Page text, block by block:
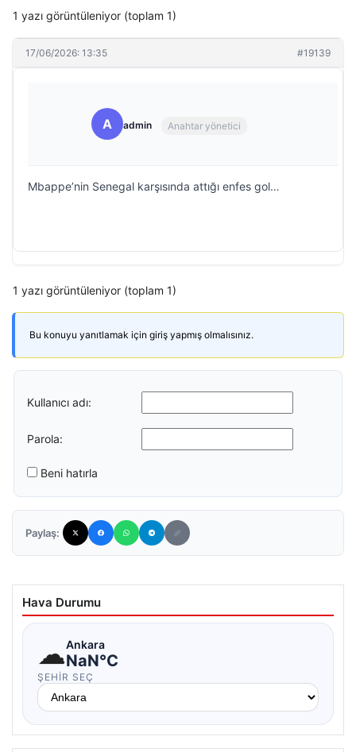
1 yazı görüntüleniyor (toplam 1)
17/06/2026: 13:35 #19139
A admin Anahtar yönetici
Mbappe’nin Senegal karşısında attığı enfes gol…
1 yazı görüntüleniyor (toplam 1)
Bu konuyu yanıtlamak için giriş yapmış olmalısınız.
Kullanıcı adı:
Parola:
Beni hatırla
Paylaş:
Hava Durumu
☁Ankara
NaN°C
ŞEHIR SEÇ